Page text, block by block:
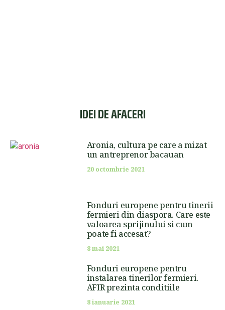
IDEI DE AFACERI
Aronia, cultura pe care a mizat
un antreprenor bacauan
20 octombrie 2021
Fonduri europene pentru tinerii
fermieri din diaspora. Care este
valoarea sprijinului si cum
poate fi accesat?
8 mai 2021
Fonduri europene pentru
instalarea tinerilor fermieri.
AFIR prezinta conditiile
8 ianuarie 2021